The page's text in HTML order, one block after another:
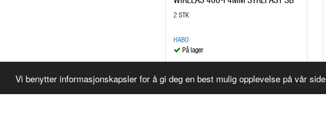
Vi benytter informasjonskapsler for å gi deg en best mulig opplevelse på vår side
2 STK
HABO
På lager
kr 149,00